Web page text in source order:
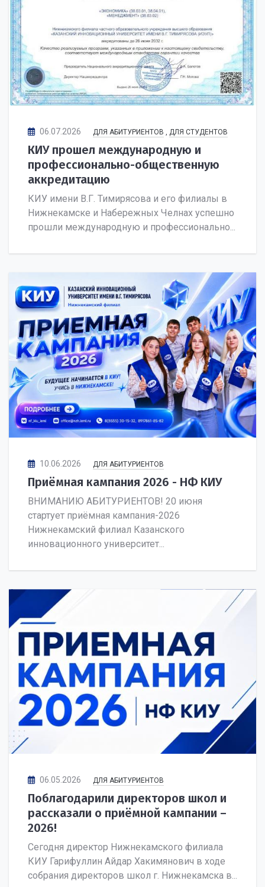
06.07.2026 ДЛЯ АБИТУРИЕНТОВ , ДЛЯ СТУДЕНТОВ
КИУ прошел международную и
профессионально-общественную
аккредитацию
КИУ имени В.Г. Тимирясова и его филиалы в
Нижнекамске и Набережных Челнах успешно
прошли международную и профессионально...
10.06.2026 ДЛЯ АБИТУРИЕНТОВ
Приёмная кампания 2026 - НФ КИУ
ВНИМАНИЮ АБИТУРИЕНТОВ! 20 июня
стартует приёмная кампания-2026
Нижнекамский филиал Казанского
инновационного университет...
06.05.2026 ДЛЯ АБИТУРИЕНТОВ
Поблагодарили директоров школ и
рассказали о приёмной кампании –
2026!
Сегодня директор Нижнекамского филиала
КИУ Гарифуллин Айдар Хакимянович в ходе
собрания директоров школ г. Нижнекамска в...